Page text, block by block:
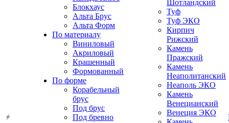
Блокхаус
Альта Брус
Альта Форм
По материалу
Виниловый
Акриловый
Крашенный
Формованный
По форме
Корабельный
брус
Под брус
Под бревно
Шотландский
Туф
Туф ЭКО
Кирпич
Рижский
Камень
Пражский
Камень
Неаполитанский
Неаполь ЭКО
Камень
Венецианский
Венеция ЭКО